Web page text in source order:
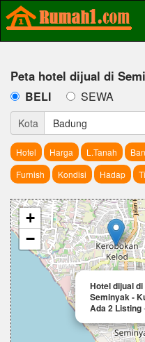
Peta hotel dijual di
BELI SEWA
Kota Badung
Hotel Harga L.Tanah
Furnish
Kondisi Hadap
Hotel dijual di
Seminyak -
Ada 2 Listing
+
−